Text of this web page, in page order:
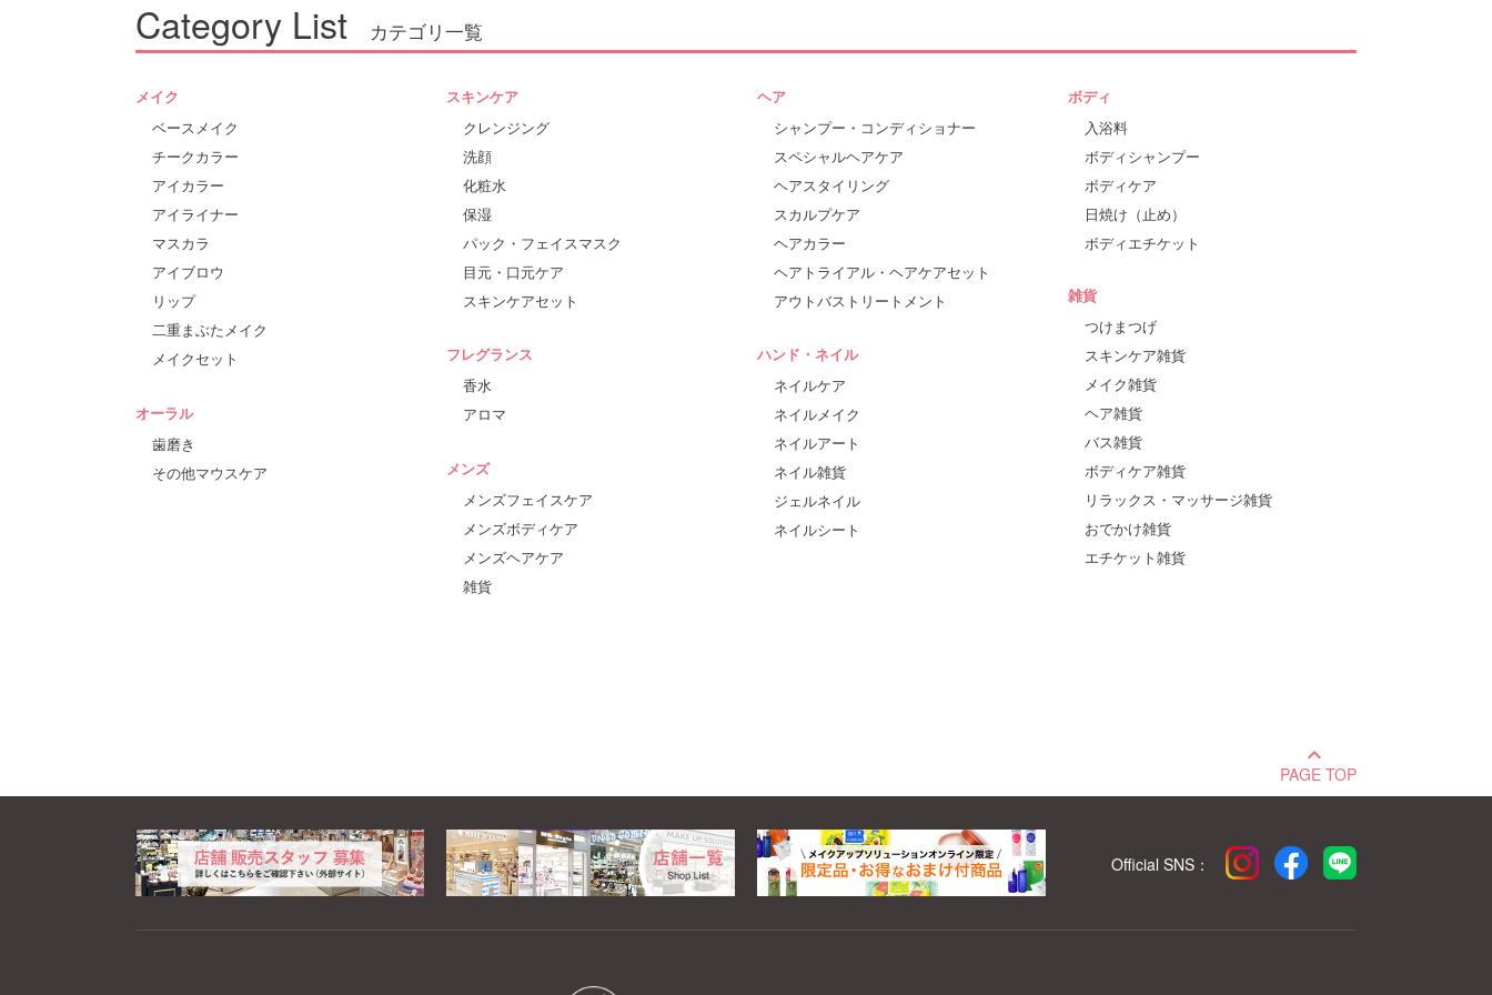
Category List カテゴリ一覧
スキンケア
クレンジング
洗顔
化粧水
保湿
パック・フェイスマスク
目元・口元ケア
スキンケアセット
ヘア
シャンプー・コンディショナー
スペシャルヘアケア
ヘアスタイリング
スカルプケア
ヘアカラー
ヘアトライアル・ヘアケアセット
アウトバストリートメント
ボディ
入浴料
ボディシャンプー
ボディケア
日焼け（止め）
ボディエチケット
メイク
ベースメイク
チークカラー
アイカラー
アイライナー
マスカラ
アイブロウ
リップ
二重まぶたメイク
メイクセット
フレグランス
香水
アロマ
ハンド・ネイル
ネイルケア
ネイルメイク
ネイルアート
ネイル雑貨
ジェルネイル
ネイルシート
雑貨
つけまつげ
スキンケア雑貨
メイク雑貨
ヘア雑貨
バス雑貨
ボディケア雑貨
リラックス・マッサージ雑貨
おでかけ雑貨
エチケット雑貨
オーラル
歯磨き
その他マウスケア
メンズ
メンズフェイスケア
メンズボディケア
メンズヘアケア
雑貨
keyboard_arrow_up
PAGE TOP
Official SNS：